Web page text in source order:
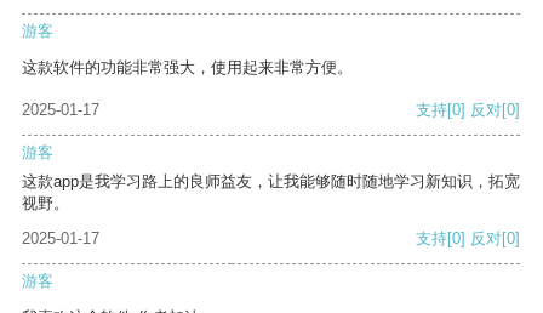
游客
这款软件的功能非常强大，使用起来非常方便。
2025-01-17 支持[0] 反对[0]
游客
这款app是我学习路上的良师益友，让我能够随时随地学习新知识，拓宽
视野。
2025-01-17
支持[0] 反对[0]
游客